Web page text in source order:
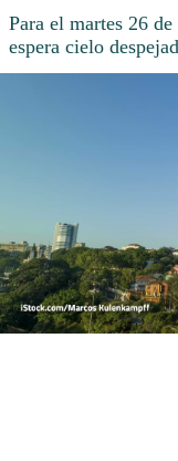
Para el martes 26
espera cielo